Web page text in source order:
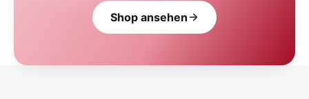
Shop ansehen